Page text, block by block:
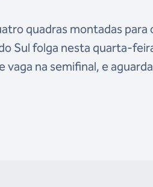
quadras montadas para
Sul folga nesta quarta-
na semifinal, e aguarda